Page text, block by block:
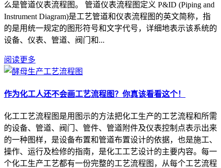
么是管道仪表流程图。 管道仪表流程图定义 P&ID (Piping and
Instrument Diagram)是工艺管道和仪表流程图的英文简称，指
的是用统一规定的图形符号和文字代号，详细地表示该系统的
设备、仪表、管道、阀门和...
阅读更多
作为化工人还不会画工艺流程图？你真该看看这个！
化工工艺流程图是用图示的方法把化工生产的工艺流程和所需
的设备、管道、阀门、管件、管道附件及仪表控制点表示出来
的一种图样，是设备布置和管道布置设计的依据，也是施工、
操作、运行及检修的指南，是化工工艺设计的主要内容。每一
个化工生产工艺都有一份完整的工艺流程图，从每个工艺流程